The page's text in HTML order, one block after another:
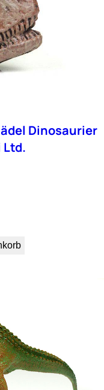
Dinosaurier
Ltd.